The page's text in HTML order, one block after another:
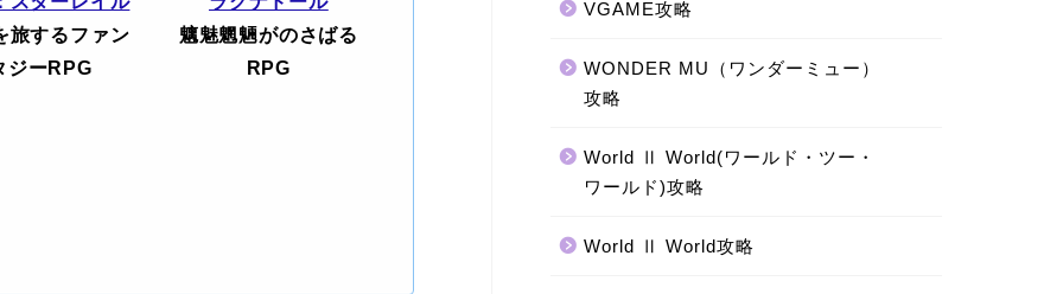
旅するファン
ジーRPG
魑魅魍魎がのさばる
RPG
VGAME攻略
WONDER MU（ワンダーミュー）
攻略
World Ⅱ World(ワールド・ツー・
ワールド)攻略
World Ⅱ World攻略